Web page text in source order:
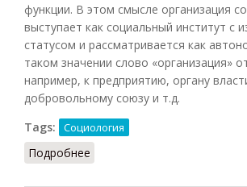
функции. В этом смысле организация
выступает как социальный институт с
статусом и рассматривается как
таком значении слово «организация»
например, к предприятию, органу
добровольному союзу и т.д.
Tags:
Социология
Подробнее